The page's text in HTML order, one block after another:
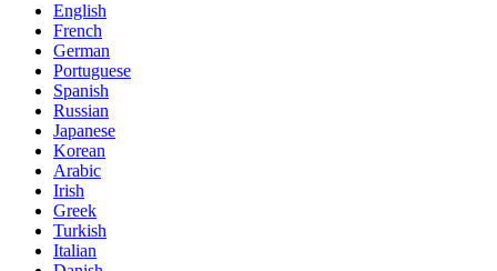
English
French
German
Portuguese
Spanish
Russian
Japanese
Korean
Arabic
Irish
Greek
Turkish
Italian